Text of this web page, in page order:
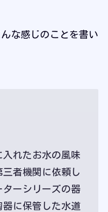
な感じのことを書い
れたお水の風味
者機関に依頼し
ターシリーズの器
器に保管した水道